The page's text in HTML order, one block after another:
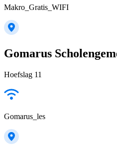
Makro_Gratis_WIFI
Gomarus
Hoefslag 11
Gomarus_les